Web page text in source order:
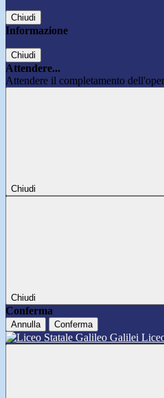
Chiudi
Informazione
Chiudi
Attendere...
Attendere il completamento
Chiudi
Chiudi
Conferma
Annulla Conferma